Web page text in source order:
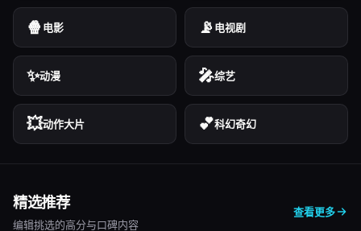
🍿 电影 📡 电视剧
✨动漫 🎤综艺
💥动作大片 💕科幻奇幻
精选推荐
编辑挑选的高分与口碑内容
查看更多